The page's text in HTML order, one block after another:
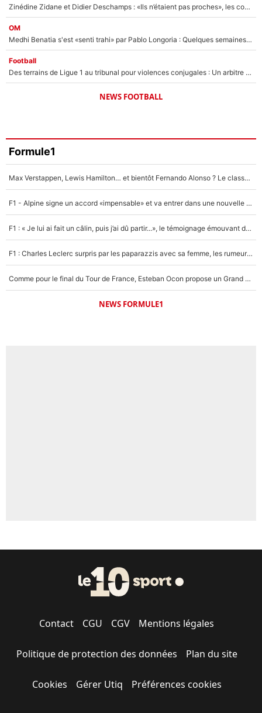
Zinédine Zidane et Didier Deschamps : «Ils n’étaient pas proches», les confidences d’un membre de l’équipe de France 1998 sur leur relation spéciale
OM
Medhi Benatia s'est «senti trahi» par Pablo Longoria : Quelques semaines après son départ, l'ancien directeur de football de l'OM règle ses comptes
Football
Des terrains de Ligue 1 au tribunal pour violences conjugales : Un arbitre français encourt une peine de 18 mois de prison !
NEWS FOOTBALL
Formule1
Max Verstappen, Lewis Hamilton… et bientôt Fernando Alonso ? Le classement des pilotes les mieux payés en Formule 1 risque de changer !
F1 - Alpine signe un accord «impensable» et va entrer dans une nouvelle dimension : Grande nouvelle pour Pierre Gasly !
F1 : « Je lui ai fait un câlin, puis j’ai dû partir...», le témoignage émouvant de Max Verstappen sur sa fille
F1 : Charles Leclerc surpris par les paparazzis avec sa femme, les rumeurs étaient vraies !
Comme pour le final du Tour de France, Esteban Ocon propose un Grand Prix de Formule 1 à Paris : «Autour de l’Arc de Triomphe, ce serait génial» !
NEWS FORMULE1
Contact CGU CGV Mentions légales
Politique de protection des données Plan du site
Cookies Gérer Utiq Préférences cookies